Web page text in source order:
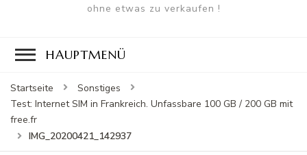
ohne etwas zu verkaufen !
HAUPTMENÜ
Startseite
Sonstiges
Test: Internet SIM in Frankreich. Unfassbare 100 GB / 200 GB mit
free.fr
IMG_20200421_142937